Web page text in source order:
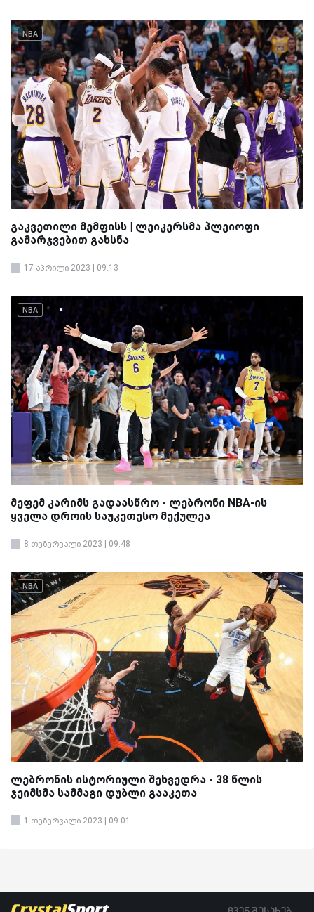
NBA
გაკვეთილი მემფისს | ლეიკერსმა პლეიოფი
გამარჯვებით გახსნა
17 აპრილი 2023 | 09:13
NBA
მეფემ კარიმს გადაასწრო - ლებრონი NBA-ის
ყველა დროის საუკეთესო მექულეა
8 თებერვალი 2023 | 09:48
NBA
ლებრონის ისტორიული შეხვედრა - 38 წლის
ჯეიმსმა სამმაგი დუბლი გააკეთა
1 თებერვალი 2023 | 09:01